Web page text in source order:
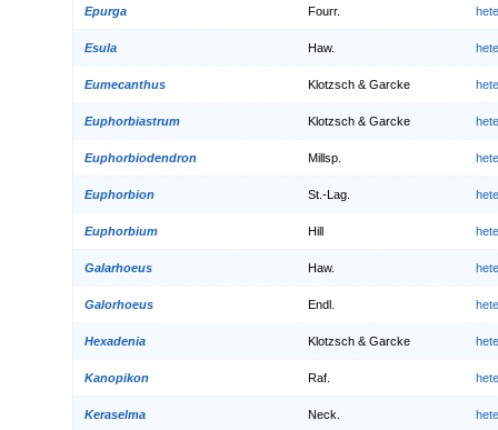
Epurga Fourr.
Esula Haw.
Eumecanthus Klotzsch & Garcke
Euphorbiastrum Klotzsch & Garcke
Euphorbiodendron Millsp.
Euphorbion St.-Lag.
Euphorbium Hill
Galarhoeus Haw.
Galorhoeus Endl.
Hexadenia Klotzsch & Garcke
Kanopikon Raf.
Keraselma Neck.